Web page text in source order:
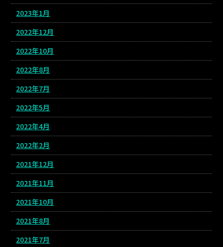
2023年1月
2022年12月
2022年10月
2022年8月
2022年7月
2022年5月
2022年4月
2022年2月
2021年12月
2021年11月
2021年10月
2021年8月
2021年7月